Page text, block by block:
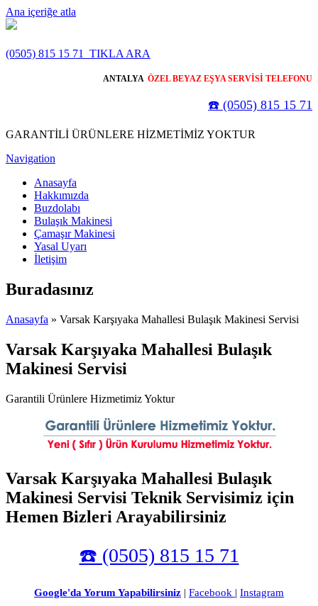
Ana içeriğe atla
(0505) 815 15 71 TIKLA ARA
ANTALYA ÖZEL BEYAZ EŞYA SERVİSİ TELEFONU
☎️ (0505) 815 15 71
GARANTİLİ ÜRÜNLERE HİZMETİMİZ YOKTUR
Navigation
Anasayfa
Hakkımızda
Buzdolabı
Bulaşık Makinesi
Çamaşır Makinesi
Yasal Uyarı
İletişim
Buradasınız
Anasayfa » Varsak Karşıyaka Mahallesi Bulaşık Makinesi Servisi
Varsak Karşıyaka Mahallesi Bulaşık
Makinesi Servisi
Garantili Ürünlere Hizmetimiz Yoktur
Varsak Karşıyaka Mahallesi Bulaşık
Makinesi Servisi Teknik Servisimiz için
Hemen Bizleri Arayabilirsiniz
☎️ (0505) 815 15 71
Google'da Yorum Yapabilirsiniz | Facebook | Instagram